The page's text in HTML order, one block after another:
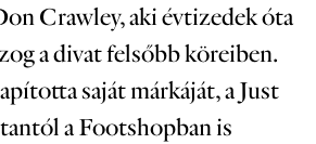
Crawley, aki évtizedek óta
a divat felsőbb köreiben.
saját márkáját, a Just
a Footshopban is